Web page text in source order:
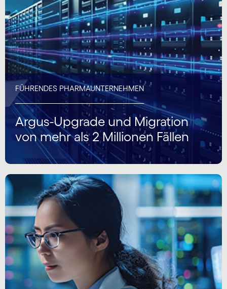
FÜHRENDES PHARMAUNTERNEHMEN
Argus-Upgrade und Migration
von mehr als 2 Millionen Fällen